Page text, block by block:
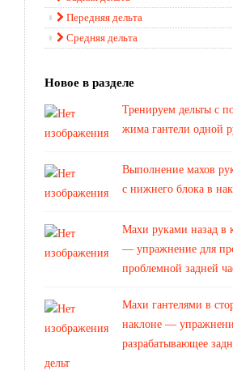
Передняя дельта
Средняя дельта
Новое в разделе
Тренируем дельты с
жима гантели одной
Выполнение махов
с нижнего блока в
Махи руками назад в
— упражнение для
проблемной задней
Махи гантелями в
наклоне —
разрабатывающее
дельт